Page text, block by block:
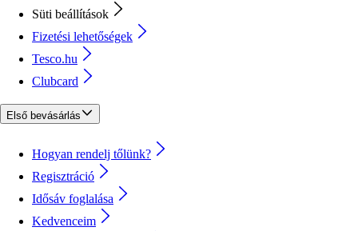
Süti beállítások
Fizetési lehetőségek
Tesco.hu
Clubcard
Első bevásárlás
Hogyan rendelj tőlünk?
Regisztráció
Idősáv foglalása
Kedvenceim